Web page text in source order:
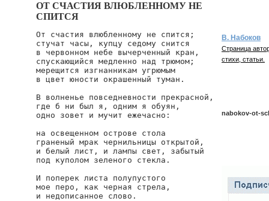
ОТ СЧАСТИЯ ВЛЮБЛЕННОМУ НЕ
СПИТСЯ
От счастия влюбленному не спится;
стучат часы, купцу седому снится
в червонном небе вычерченный кран,
спускающийся медленно над трюмом;
мерещится изгнанникам угрюмым
в цвет юности окрашенный туман.
В волненье повседневности прекрасной,
где б ни был я, одним я обуян,
одно зовет и мучит ежечасно:
на освещенном острове стола
граненый мрак чернильницы открытой,
и белый лист, и лампы свет, забытый
под куполом зеленого стекла.
И поперек листа полупустого
мое перо, как черная стрела,
и недописанное слово.
В. Набоков
Страница
стихи, статьи.
nabokov-ot-